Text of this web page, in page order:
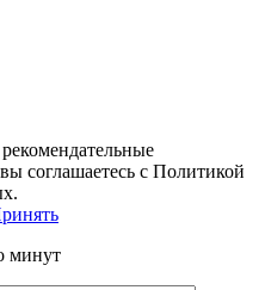
соглашаетесь с Политикой
минут